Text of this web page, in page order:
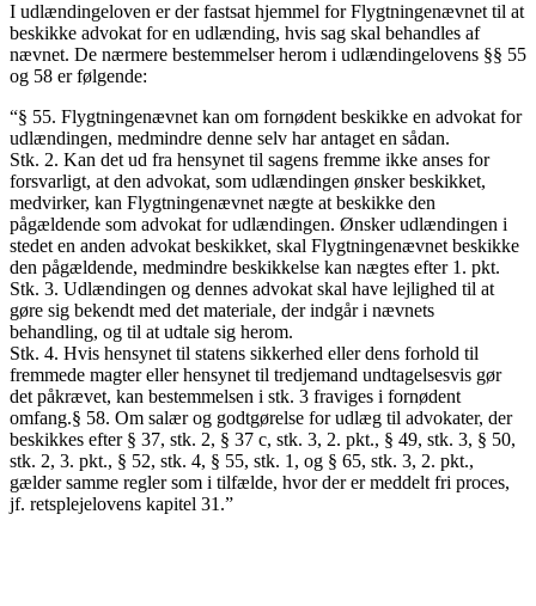
I udlændingeloven er der fastsat hjemmel for Flygtningenævnet til at
beskikke advokat for en udlænding, hvis sag skal behandles af
nævnet. De nærmere bestemmelser herom i udlændingelovens §§ 55
og 58 er følgende:
“§ 55. Flygtningenævnet kan om fornødent beskikke en advokat for
udlændingen, medmindre denne selv har antaget en sådan.
Stk. 2. Kan det ud fra hensynet til sagens fremme ikke anses for
forsvarligt, at den advokat, som udlændingen ønsker beskikket,
medvirker, kan Flygtningenævnet nægte at beskikke den
pågældende som advokat for udlændingen. Ønsker udlændingen i
stedet en anden advokat beskikket, skal Flygtningenævnet beskikke
den pågældende, medmindre beskikkelse kan nægtes efter 1. pkt.
Stk. 3. Udlændingen og dennes advokat skal have lejlighed til at
gøre sig bekendt med det materiale, der indgår i nævnets
behandling, og til at udtale sig herom.
Stk. 4. Hvis hensynet til statens sikkerhed eller dens forhold til
fremmede magter eller hensynet til tredjemand undtagelsesvis gør
det påkrævet, kan bestemmelsen i stk. 3 fraviges i fornødent
omfang.§ 58. Om salær og godtgørelse for udlæg til advokater, der
beskikkes efter § 37, stk. 2, § 37 c, stk. 3, 2. pkt., § 49, stk. 3, § 50,
stk. 2, 3. pkt., § 52, stk. 4, § 55, stk. 1, og § 65, stk. 3, 2. pkt.,
gælder samme regler som i tilfælde, hvor der er meddelt fri proces,
jf. retsplejelovens kapitel 31.”